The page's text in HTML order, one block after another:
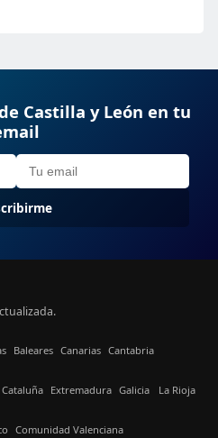
Castilla y León en tu
Baleares Canarias Cantabria
Cataluña Extremadura Galicia La Rioja
Comunidad Valenciana